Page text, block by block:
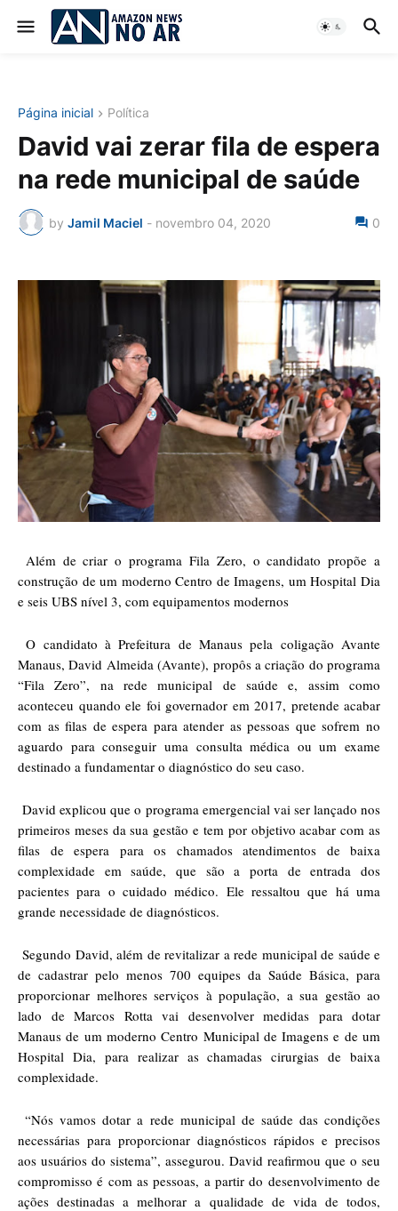
Página inicial Política
David vai zerar fila de espera
na rede municipal de saúde
by Jamil Maciel - novembro 04, 2020 0
Além de criar o programa Fila Zero, o candidato propõe a
construção de um moderno Centro de Imagens, um Hospital Dia
e seis UBS nível 3, com equipamentos modernos
O candidato à Prefeitura de Manaus pela coligação Avante
Manaus, David Almeida (Avante), propôs a criação do programa
“Fila Zero”, na rede municipal de saúde e, assim como
aconteceu quando ele foi governador em 2017, pretende acabar
com as filas de espera para atender as pessoas que sofrem no
aguardo para conseguir uma consulta médica ou um exame
destinado a fundamentar o diagnóstico do seu caso.
David explicou que o programa emergencial vai ser lançado nos
primeiros meses da sua gestão e tem por objetivo acabar com as
filas de espera para os chamados atendimentos de baixa
complexidade em saúde, que são a porta de entrada dos
pacientes para o cuidado médico. Ele ressaltou que há uma
grande necessidade de diagnósticos.
Segundo David, além de revitalizar a rede municipal de saúde e
de cadastrar pelo menos 700 equipes da Saúde Básica, para
proporcionar melhores serviços à população, a sua gestão ao
lado de Marcos Rotta vai desenvolver medidas para dotar
Manaus de um moderno Centro Municipal de Imagens e de um
Hospital Dia, para realizar as chamadas cirurgias de baixa
complexidade.
“Nós vamos dotar a rede municipal de saúde das condições
necessárias para proporcionar diagnósticos rápidos e precisos
aos usuários do sistema”, assegurou. David reafirmou que o seu
compromisso é com as pessoas, a partir do desenvolvimento de
ações destinadas a melhorar a qualidade de vida de todos,